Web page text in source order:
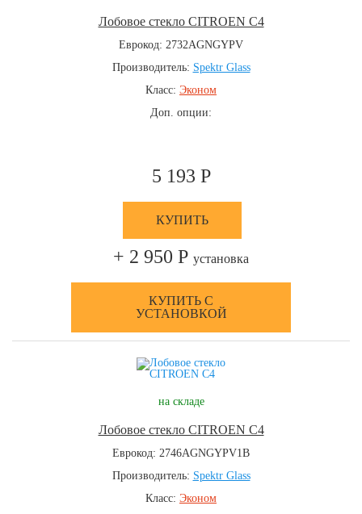
Лобовое стекло CITROEN C4
Еврокод: 2732AGNGYPV
Производитель: Spektr Glass
Класс: Эконом
Доп. опции:
5 193 Р
КУПИТЬ
+ 2 950 Р установка
КУПИТЬ С
УСТАНОВКОЙ
на складе
Лобовое стекло CITROEN C4
Еврокод: 2746AGNGYPV1B
Производитель: Spektr Glass
Класс: Эконом